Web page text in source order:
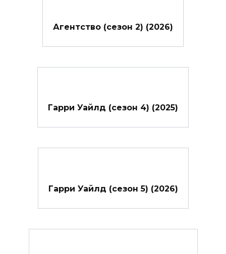
Агентство (сезон 2) (2026)
Гарри Уайлд (сезон 4) (2025)
Гарри Уайлд (сезон 5) (2026)